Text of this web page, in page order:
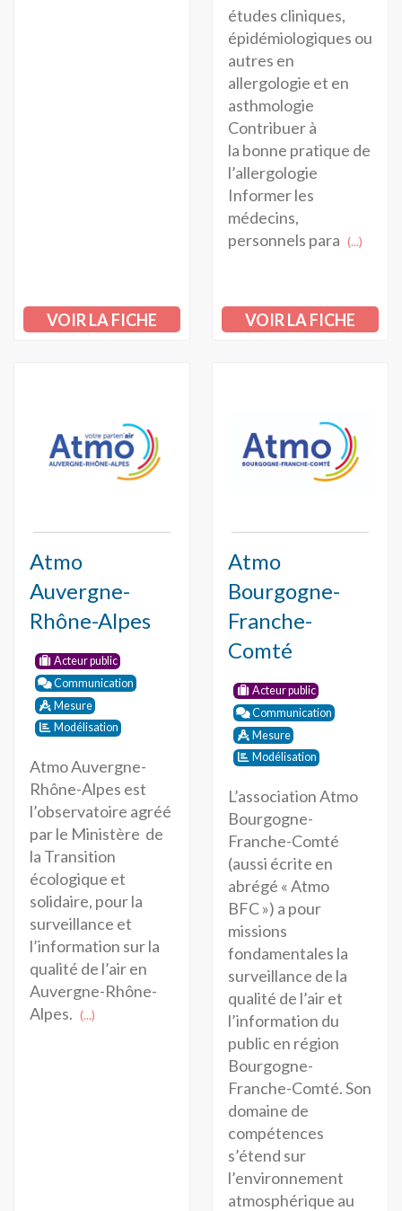
VOIR LA FICHE
études cliniques,
épidémiologiques ou
autres en
allergologie et en
asthmologie
Contribuer à
la bonne pratique de
l’allergologie
Informer les
médecins,
personnels para (...)
VOIR LA FICHE
Atmo
Auvergne-
Rhône-Alpes
Acteur public
Communication
Mesure
Modélisation
Atmo Auvergne-
Rhône-Alpes est
l’observatoire agréé
par le Ministère de
la Transition
écologique et
solidaire, pour la
surveillance et
l’information sur la
qualité de l’air en
Auvergne-Rhône-
Alpes. (...)
Atmo
Bourgogne-
Franche-
Comté
Acteur public
Communication
Mesure
Modélisation
L’association Atmo
Bourgogne-
Franche-Comté
(aussi écrite en
abrégé « Atmo
BFC ») a pour
missions
fondamentales la
surveillance de la
qualité de l’air et
l’information du
public en région
Bourgogne-
Franche-Comté. Son
domaine de
compétences
s’étend sur
l’environnement
atmosphérique au